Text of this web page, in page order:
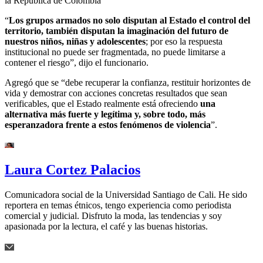
“Los grupos armados no solo disputan al Estado el control del
territorio, también disputan la imaginación del futuro de
nuestros niños, niñas y adolescentes; por eso la respuesta
institucional no puede ser fragmentada, no puede limitarse a
contener el riesgo”, dijo el funcionario.
Agregó que se “debe recuperar la confianza, restituir horizontes de
vida y demostrar con acciones concretas resultados que sean
verificables, que el Estado realmente está ofreciendo una
alternativa más fuerte y legítima y, sobre todo, más
esperanzadora frente a estos fenómenos de violencia”.
Laura Cortez Palacios
Comunicadora social de la Universidad Santiago de Cali. He sido
reportera en temas étnicos, tengo experiencia como periodista
comercial y judicial. Disfruto la moda, las tendencias y soy
apasionada por la lectura, el café y las buenas historias.